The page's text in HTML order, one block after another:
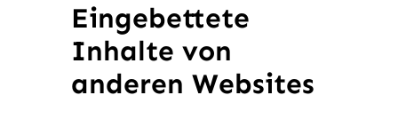
Eingebettete
Inhalte von
anderen Websites